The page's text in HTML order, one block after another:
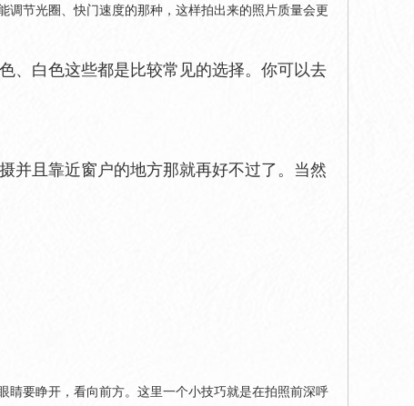
节光圈、快门速度的那种，这样拍出来的照片质量会更
、白色这些都是比较常见的选择。你可以去
并且靠近窗户的地方那就再好不过了。当然
睛要睁开，看向前方。这里一个小技巧就是在拍照前深呼